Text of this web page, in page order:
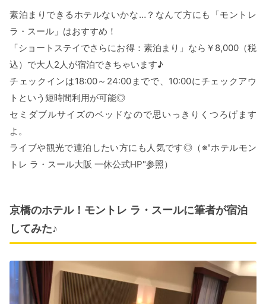
素泊まりできるホテルないかな…？なんて方にも「モントレ
ラ・スール」はおすすめ！
「ショートステイでさらにお得：素泊まり」なら￥8,000（税
込）で大人2人が宿泊できちゃいます♪
チェックインは18:00～24:00までで、10:00にチェックアウ
トという短時間利用が可能◎
セミダブルサイズのベッドなので思いっきりくつろげます
よ。
ライブや観光で連泊したい方にも人気です◎（※"ホテルモン
トレ ラ・スール大阪 一休公式HP"参照）
京橋のホテル！モントレ ラ・スールに筆者が宿泊
してみた♪